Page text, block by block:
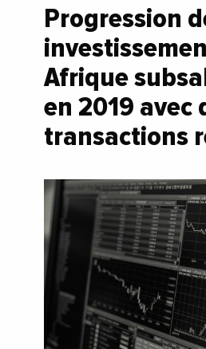
Progression
Afrique
en 2019 avec
transactions